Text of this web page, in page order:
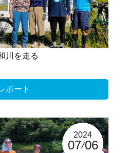
川を走る
ポート
2024
07 06